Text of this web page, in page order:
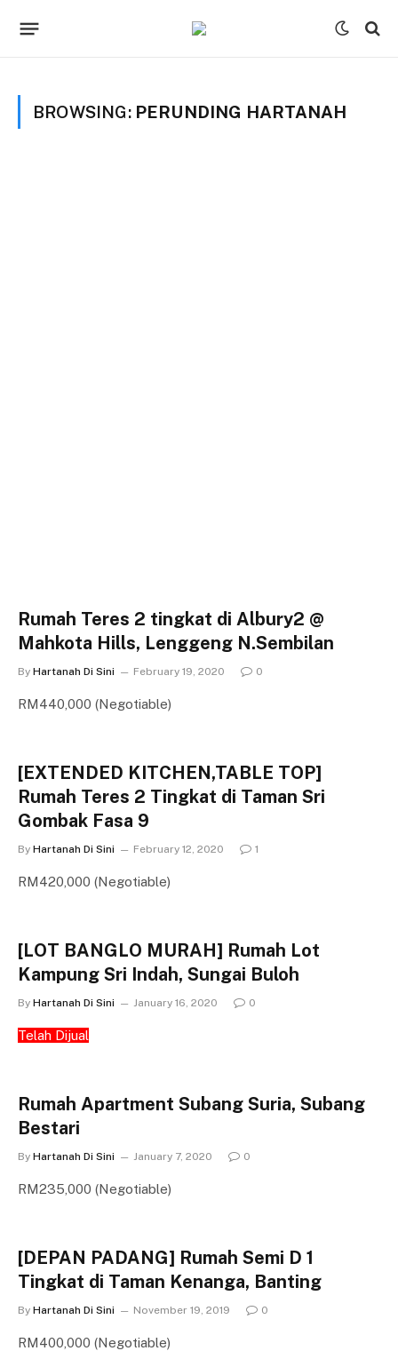
BROWSING: PERUNDING HARTANAH
Rumah Teres 2 tingkat di Albury2 @
Mahkota Hills, Lenggeng N.Sembilan
By Hartanah Di Sini February 19, 2020 0
RM440,000 (Negotiable)
[EXTENDED KITCHEN,TABLE TOP]
Rumah Teres 2 Tingkat di Taman Sri
Gombak Fasa 9
By Hartanah Di Sini February 12, 2020 1
RM420,000 (Negotiable)
[LOT BANGLO MURAH] Rumah Lot
Kampung Sri Indah, Sungai Buloh
By Hartanah Di Sini January 16, 2020 0
Telah Dijual
Rumah Apartment Subang Suria, Subang
Bestari
By Hartanah Di Sini January 7, 2020 0
RM235,000 (Negotiable)
[DEPAN PADANG] Rumah Semi D 1
Tingkat di Taman Kenanga, Banting
By Hartanah Di Sini November 19, 2019 0
RM400,000 (Negotiable)